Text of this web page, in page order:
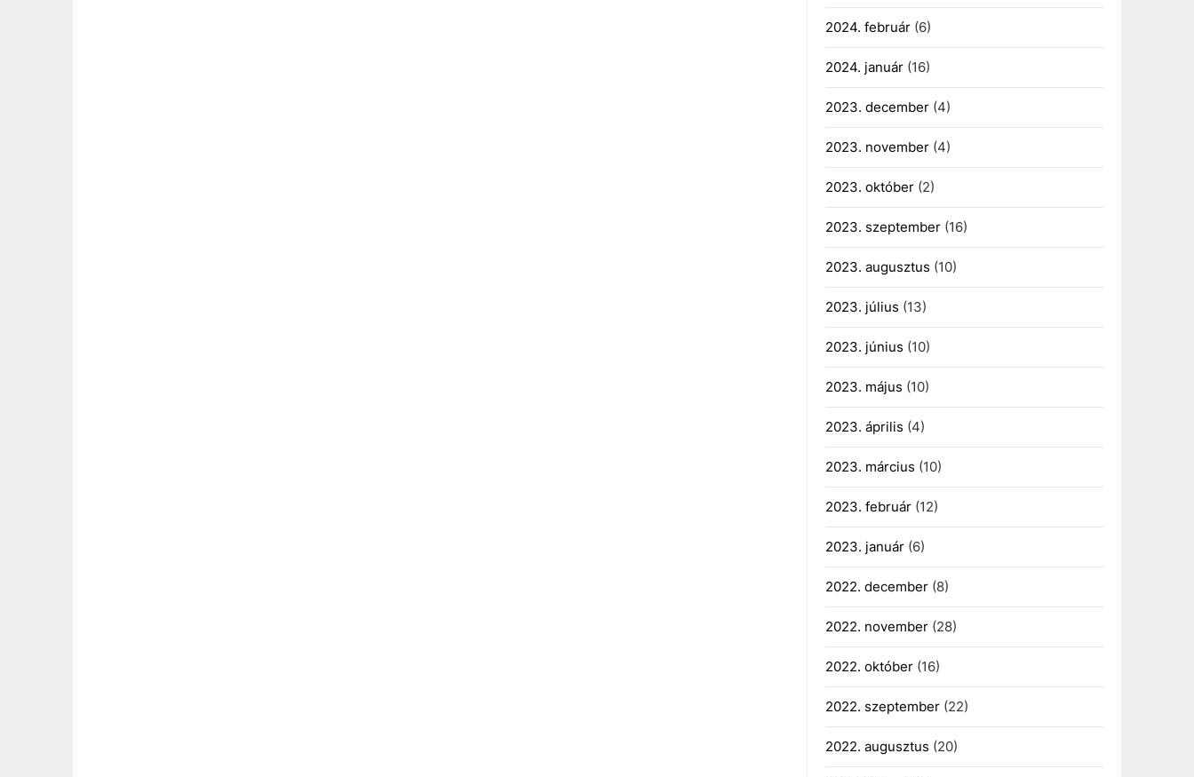
2024. február(6)
2024. január(16)
2023. december(4)
2023. november(4)
2023. október(2)
2023. szeptember(16)
2023. augusztus (10)
2023. július (13)
2023. június (10)
2023. május (10)
2023. április (4)
2023. március (10)
2023. február(12)
2023. január(6)
2022. december(8)
2022. november(28)
2022. október(16)
2022. szeptember(22)
2022. augusztus (20)